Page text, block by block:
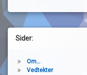
Sider:
Om…
Vedtekter